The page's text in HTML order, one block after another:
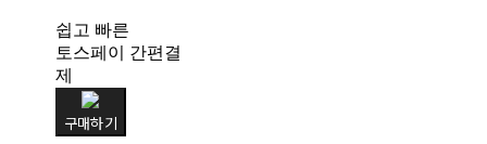
쉽고 빠른
토스페이 간편결
제
구매하기